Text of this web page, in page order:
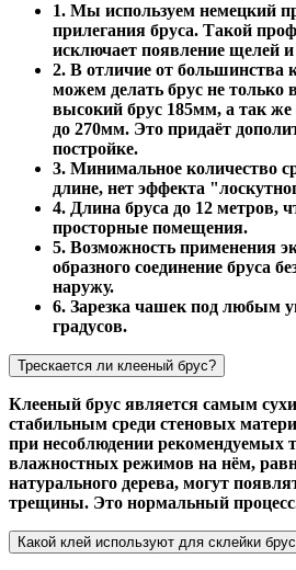
1. Мы используем немецкий
прилегания бруса. Такой
исключает появление щелей
2. В отличие от большинства
можем делать брус не только
высокий брус 185мм, а так же
до 270мм. Это придаёт
постройке.
3. Минимальное количество
длине, нет эффекта
4. Длина бруса до 12 метров,
просторные помещения.
5. Возможность применения
образного соединение бруса
наружу.
6. Зарезка чашек под любым
градусов.
Трескается ли клееный брус?
Клееный брус является самым
стабильным среди стеновых
при несоблюдении рекомендуемых
влажностных режимов на нём,
натурального дерева, могут
трещины. Это нормальный
Какой клей используют для склейки